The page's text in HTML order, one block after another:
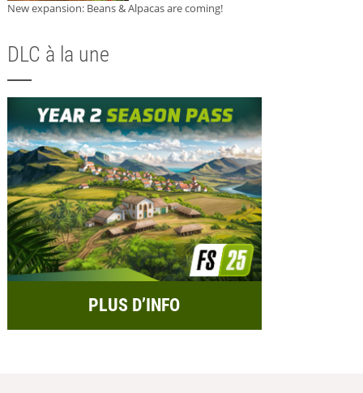
New expansion: Beans & Alpacas are coming!
DLC à la une
PLUS D’INFO